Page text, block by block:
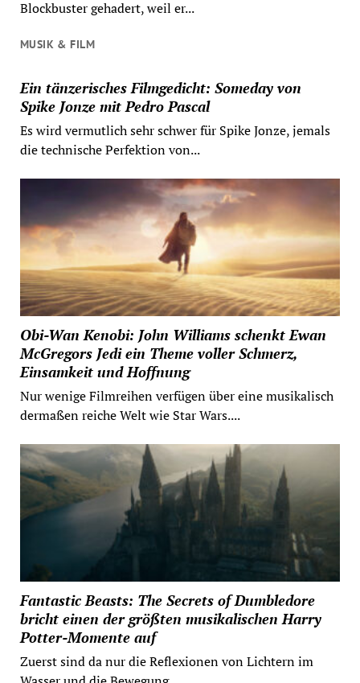
Blockbuster gehadert, weil er...
MUSIK & FILM
Ein tänzerisches Filmgedicht: Someday von
Spike Jonze mit Pedro Pascal
Es wird vermutlich sehr schwer für Spike Jonze, jemals
die technische Perfektion von...
Obi-Wan Kenobi: John Williams schenkt Ewan
McGregors Jedi ein Theme voller Schmerz,
Einsamkeit und Hoffnung
Nur wenige Filmreihen verfügen über eine musikalisch
dermaßen reiche Welt wie Star Wars....
Fantastic Beasts: The Secrets of Dumbledore
bricht einen der größten musikalischen Harry
Potter-Momente auf
Zuerst sind da nur die Reflexionen von Lichtern im